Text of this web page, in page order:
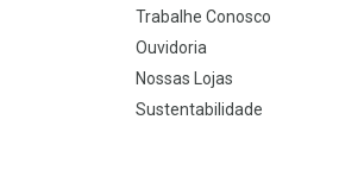
Trabalhe Conosco
Ouvidoria
Nossas Lojas
Sustentabilidade